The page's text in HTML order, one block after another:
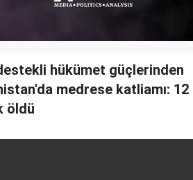
hükümet güçlerinden
medrese katliamı: 12
öldü